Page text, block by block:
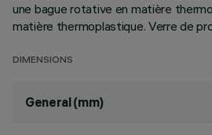
une bague rotative en matière
matière thermoplastique. Verre de
DIMENSIONS
General (mm)